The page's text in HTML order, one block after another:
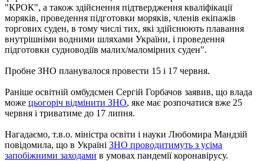
"КРОК", а також здійснення підтвердження кваліфікації
моряків, проведення підготовки моряків, членів екіпажів
торгових суден, в тому числі тих, які здійснюють плавання
внутрішніми водними шляхами України, і проведення
підготовки судноводіїв малих/маломірних суден".
Пробне ЗНО планувалося провести 15 і 17 червня.
Раніше освітній омбудсмен Сергій Горбачов заявив, що влада
може цьогоріч відмінити ЗНО, яке має розпочатися вже 25
червня і триватиме до 17 липня.
Нагадаємо, т.в.о. міністра освіти і науки Любомира Мандзій
повідомила, що в Україні ЗНО проводитимуть з усіма
запобіжними заходами в умовах пандемії коронавірусу.